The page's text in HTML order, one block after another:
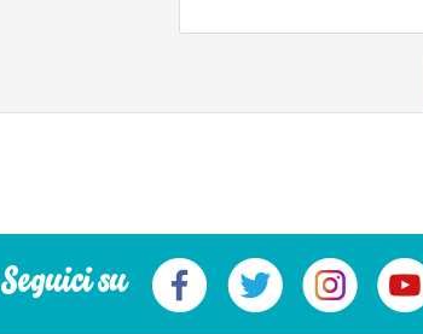
Seguici su